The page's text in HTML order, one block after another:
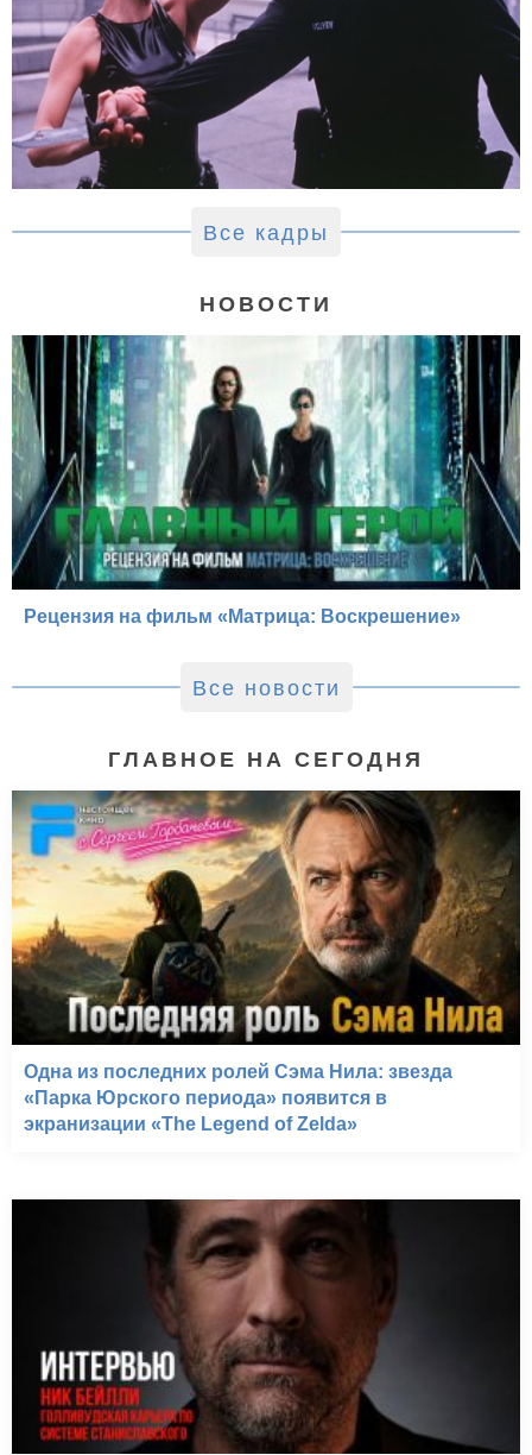
Все кадры
НОВОСТИ
Рецензия на фильм «Матрица: Воскрешение»
Все новости
ГЛАВНОЕ НА СЕГОДНЯ
Одна из последних ролей Сэма Нила: звезда
«Парка Юрского периода» появится в
экранизации «The Legend of Zelda»